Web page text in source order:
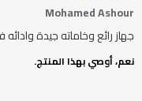
Mohamed Ashour
جهاز رائع وخاماته جيدة
نعم، أوصي بهذا المنتج.